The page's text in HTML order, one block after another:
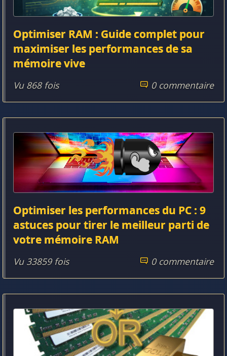
Optimiser RAM : Guide complet pour
maximiser les performances de sa
mémoire vive
Vu 868 fois 0 commentaire
Optimiser les performances du PC : 9
astuces pour tirer le meilleur parti de
votre mémoire RAM
Vu 33859 fois 0 commentaire